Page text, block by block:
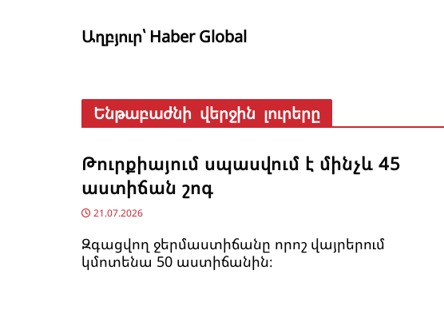
Աղբյուր՝ Haber Global
Ենթաբաժնի վերջին լուրերը
Թուրքիայում սպասվում է մինչև 45
աստիճան շոգ
21.07.2026
Զգացվող ջերմաստիճանը որոշ վայրերում
կմոտենա 50 աստիճանին։